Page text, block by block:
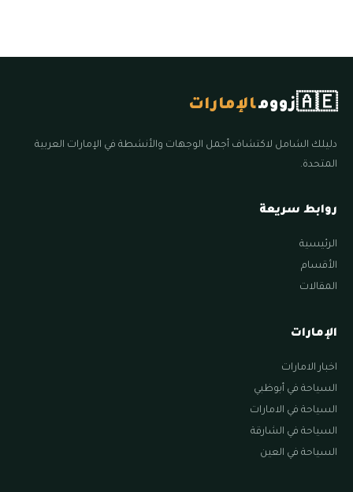
🇦🇪زوومالإمارات
دليلك الشامل لاكتشاف أجمل الوجهات والأنشطة في الإمارات العربية
المتحدة.
روابط سريعة
الرئيسية
الأقسام
المقالات
الإمارات
اخبار الامارات
السياحة في أبوظبي
السياحة في الامارات
السياحة في الشارقة
السياحة في العين